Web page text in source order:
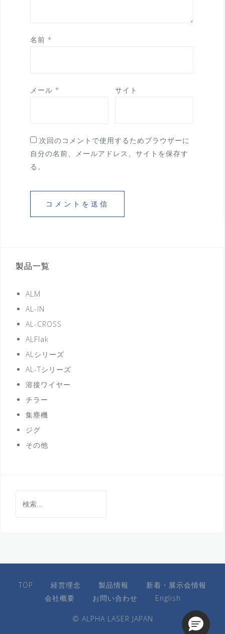
名前 *
メール * サイト
次回のコメントで使用するためブラウザーに
自分の名前、メールアドレス、サイトを保存す
る。
製品一覧
ALM
AL-IN
AL-CROSS
ALFlak
ALシリーズ
AL-Tシリーズ
溶接ワイヤー
チラー
集塵機
ジグ
その他
索:
TOP 経営理念 製品情報
新着・展示会情報
会社概要
お問い合わせ English
© ALPHA LASER JAPAN